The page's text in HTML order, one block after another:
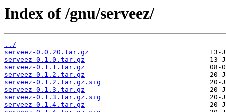
Index of /gnu/serveez/
../
serveez-0.0.20.tar.gz
serveez-0.1.0.tar.gz
serveez-0.1.1.tar.gz
serveez-0.1.2.tar.gz
serveez-0.1.2.tar.gz.sig
serveez-0.1.3.tar.gz
serveez-0.1.3.tar.gz.sig
serveez-0.1.4.tar.gz